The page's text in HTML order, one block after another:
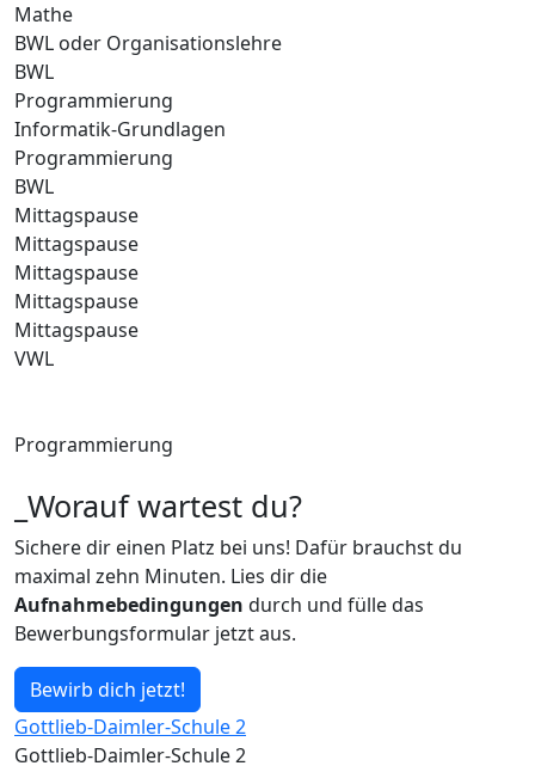
Mathe
BWL oder Organisationslehre
BWL
Programmierung
Informatik-Grundlagen
Programmierung
BWL
Mittagspause
Mittagspause
Mittagspause
Mittagspause
Mittagspause
VWL
Programmierung
_Worauf wartest du?
Sichere dir einen Platz bei uns! Dafür brauchst du
maximal zehn Minuten. Lies dir die
Aufnahmebedingungen durch und fülle das
Bewerbungsformular jetzt aus.
Bewirb dich jetzt!
Gottlieb-Daimler-Schule 2
Gottlieb-Daimler-Schule 2